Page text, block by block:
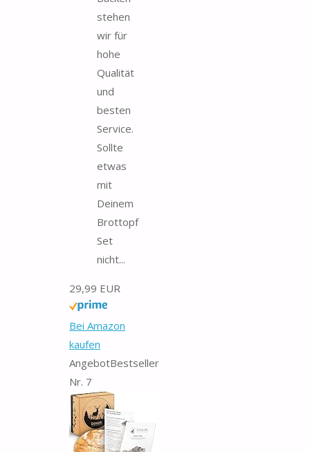
stehen
wir für
hohe
Qualität
und
besten
Service.
Sollte
etwas
mit
Deinem
Brottopf
Set
nicht...
29,99 EUR
Bei Amazon
kaufen
AngebotBestseller
Nr. 7